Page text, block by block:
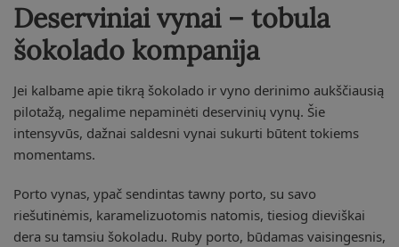
Deserviniai vynai – tobula
šokolado kompanija
Jei kalbame apie tikrą šokolado ir vyno derinimo aukščiausią
pilotažą, negalime nepaminėti deservinių vynų. Šie
intensyvūs, dažnai saldesni vynai sukurti būtent tokiems
momentams.
Porto vynas, ypač sendintas tawny porto, su savo
riešutinėmis, karamelizuotomis natomis, tiesiog dieviškai
dera su tamsiu šokoladu. Ruby porto, būdamas vaisingesnis,